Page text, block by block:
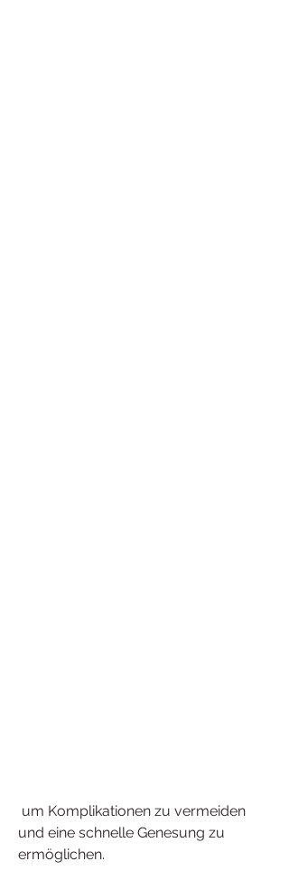
und eine schnelle Genesung zu
ermöglichen.